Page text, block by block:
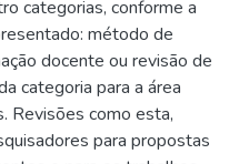
categorias, conforme a
método de
docente ou revisão de
categoria para a área
Revisões como esta,
para propostas